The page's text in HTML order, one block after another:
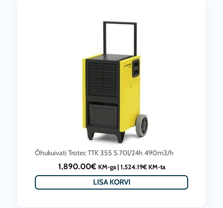
Õhukuivati Trotec TTK 355 S 70l/24h 490m3/h
1,890.00€ KM-ga | 1,524.19€KM-ta
LISA KORVI